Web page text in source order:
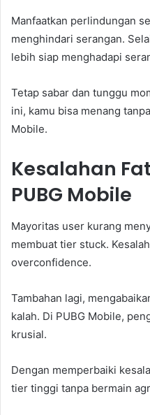
Manfaatkan perlindungan
menghindari serangan.
lebih siap menghadapi
Tetap sabar dan tunggu
ini, kamu bisa menang
Mobile.
Kesalahan
PUBG Mobile
Mayoritas user kurang
membuat tier stuck.
overconfidence.
Tambahan lagi,
kalah. Di PUBG Mobile,
krusial.
Dengan memperbaiki
tier tinggi tanpa bermain